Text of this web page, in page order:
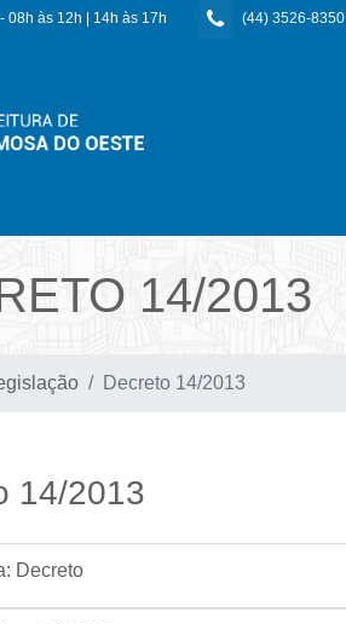
08h às 12h | 14h às 17h (44) 3526-8350
14/2013
Decreto 14/2013
14/2013
Decreto